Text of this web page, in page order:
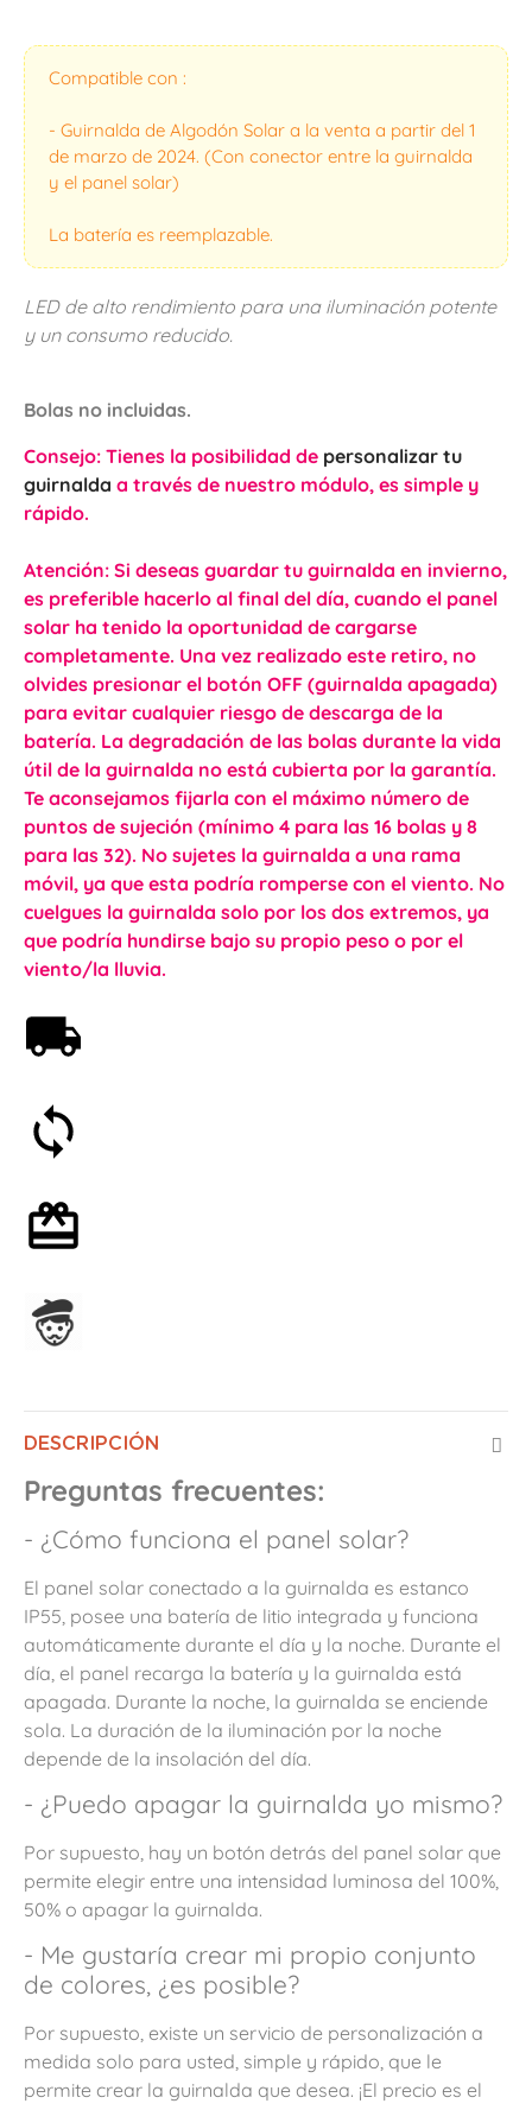
Compatible con :
- Guirnalda de Algodón Solar a la venta a partir del 1
de marzo de 2024. (Con conector entre la guirnalda
y el panel solar)
La batería es reemplazable.
LED de alto rendimiento para una iluminación potente
y un consumo reducido.
Bolas no incluidas.
Consejo: Tienes la posibilidad de personalizar tu
guirnalda a través de nuestro módulo, es simple y
rápido.
Atención: Si deseas guardar tu guirnalda en invierno,
es preferible hacerlo al final del día, cuando el panel
solar ha tenido la oportunidad de cargarse
completamente. Una vez realizado este retiro, no
olvides presionar el botón OFF (guirnalda apagada)
para evitar cualquier riesgo de descarga de la
batería. La degradación de las bolas durante la vida
útil de la guirnalda no está cubierta por la garantía.
Te aconsejamos fijarla con el máximo número de
puntos de sujeción (mínimo 4 para las 16 bolas y 8
para las 32). No sujetes la guirnalda a una rama
móvil, ya que esta podría romperse con el viento. No
cuelgues la guirnalda solo por los dos extremos, ya
que podría hundirse bajo su propio peso o por el
viento/la lluvia.
DESCRIPCIÓN
Preguntas frecuentes:
- ¿Cómo funciona el panel solar?
El panel solar conectado a la guirnalda es estanco
IP55, posee una batería de litio integrada y funciona
automáticamente durante el día y la noche. Durante el
día, el panel recarga la batería y la guirnalda está
apagada. Durante la noche, la guirnalda se enciende
sola. La duración de la iluminación por la noche
depende de la insolación del día.
- ¿Puedo apagar la guirnalda yo mismo?
Por supuesto, hay un botón detrás del panel solar que
permite elegir entre una intensidad luminosa del 100%,
50% o apagar la guirnalda.
- Me gustaría crear mi propio conjunto
de colores, ¿es posible?
Por supuesto, existe un servicio de personalización a
medida solo para usted, simple y rápido, que le
permite crear la guirnalda que desea. ¡El precio es el